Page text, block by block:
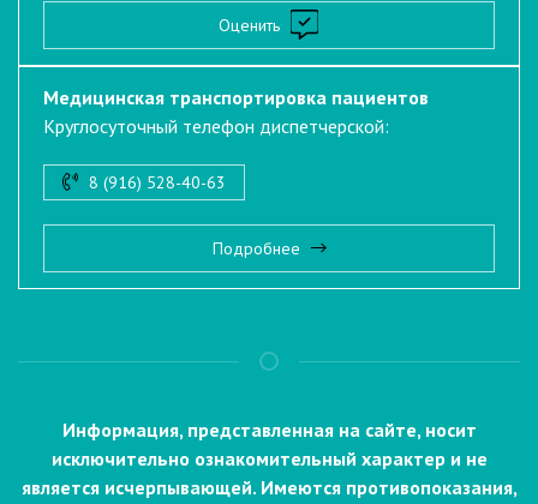
Оценить
Медицинская транспортировка пациентов
Круглосуточный телефон диспетчерской:
8 (916) 528-40-63
Подробнее
Информация, представленная на сайте, носит
исключительно ознакомительный характер и не
является исчерпывающей. Имеются противопоказания,